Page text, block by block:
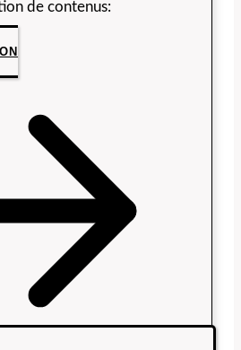
de contenus: